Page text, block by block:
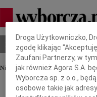
Nekrologi Odeszli
Nie znaleziono nekrologu.
Dbamy o Twoją
Droga Użytkowniczko,
zgodę klikając
Zaufani Partnerzy, w
jak również Agora S.A.
Wyborcza sp. z o.o.,
osobowe takie jak